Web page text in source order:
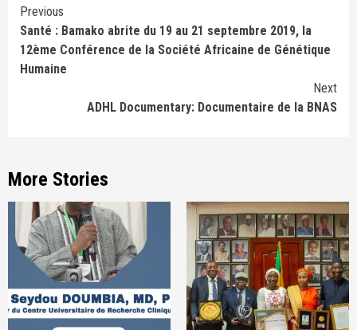
Continue
Reading
Previous
Santé : Bamako abrite du 19 au 21 septembre 2019, la
12ème Conférence de la Société Africaine de Génétique
Humaine
Next
ADHL Documentary: Documentaire de la BNAS
More Stories